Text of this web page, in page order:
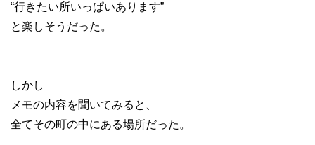
“行きたい所いっぱいあります”
と楽しそうだった。
しかし
メモの内容を聞いてみると、
全てその町の中にある場所だった。